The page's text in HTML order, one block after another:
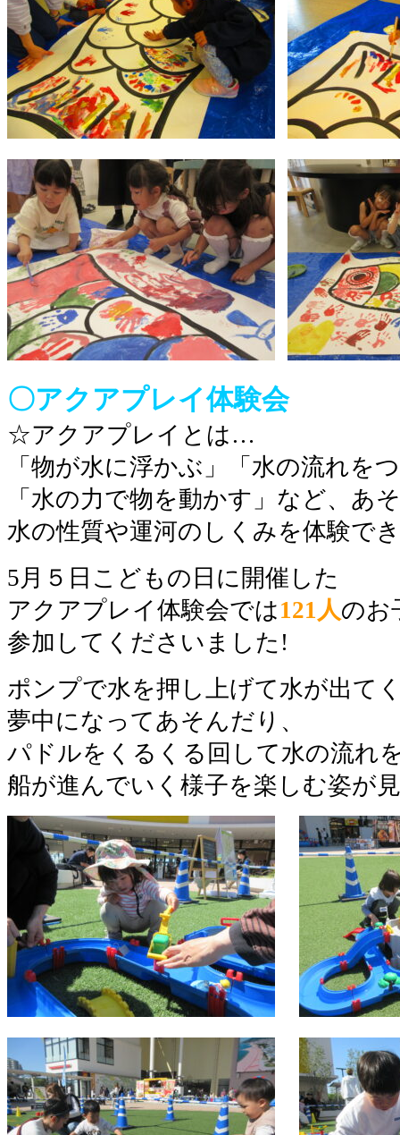
〇アクアプレイ体験会
☆アクアプレイとは…
「物が水に浮かぶ」「水の流れを
「水の力で物を動かす」など、あ
水の性質や運河のしくみを体験で
5月５日こどもの日に開催した
アクアプレイ体験会では121人のお
参加してくださいました!
ポンプで水を押し上げて水が出て
夢中になってあそんだり、
パドルをくるくる回して水の流れ
船が進んでいく様子を楽しむ姿が